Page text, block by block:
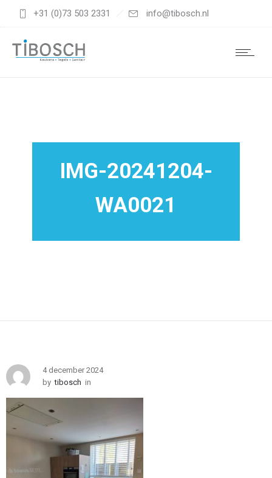
+31 (0)73 503 2331 info@tibosch.nl
IMG-20241204-
WA0021
4 december 2024
by tibosch in